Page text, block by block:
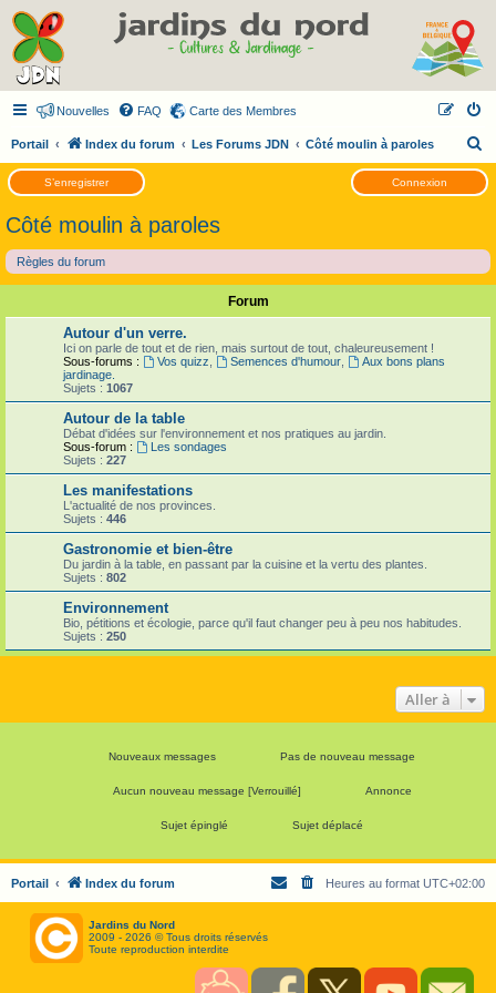
Nouvelles FAQ Carte des Membres
Portail Index du forum Les Forums JDN Côté moulin à paroles
e
c
e
r
S’enregistrer Connexion
Côté moulin à paroles
Règles du forum
Forum
Autour d'un verre.
Ici on parle de tout et de rien, mais surtout de tout, chaleureusement !
Sous-forums :
Vos quizz Semences d'humour,
Aux bons plans
jardinage.
Sujets : 1067
Autour de la table
Débat d'idées sur l'environnement et nos pratiques au jardin.
Sous-forum :
Les sondages
Sujets : 227
Les manifestations
L'actualité de nos provinces.
Sujets : 446
Gastronomie et bien-être
Du jardin à la table, en passant par la cuisine et la vertu des plantes.
Sujets : 802
Environnement
Bio, pétitions et écologie, parce qu'il faut changer peu à peu nos habitudes.
Sujets : 250
Aller à
Nouveaux messages Pas de nouveau message
Aucun nouveau message [Verrouillé] Annonce
Sujet épinglé Sujet déplacé
Portail Index du forum Heures au format UTC+02:00
Jardins du Nord
2009 - 2026 © Tous droits réservés
Toute reproduction interdite